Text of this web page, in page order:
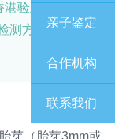
亲子鉴定
合作机构
联系我们
港验血是目前国际
测方法。
芽（胎芽3mm或